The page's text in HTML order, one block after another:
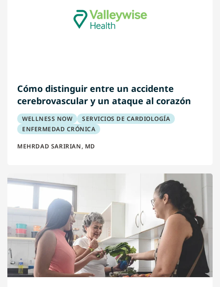
Cómo distinguir entre un accidente
cerebrovascular y un ataque al corazón
WELLNESS NOW
SERVICIOS DE CARDIOLOGÍA
ENFERMEDAD CRÓNICA
MEHRDAD SARIRIAN, MD